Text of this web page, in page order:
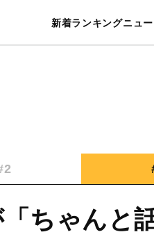
新着ランキングニュ
暮らし スポーツ
ちゃんと